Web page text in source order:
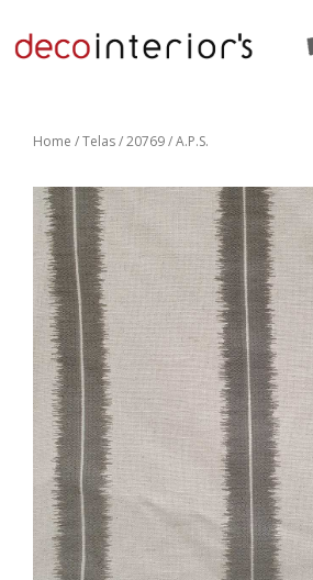
Home /Telas/ 20769 / A.P.S.